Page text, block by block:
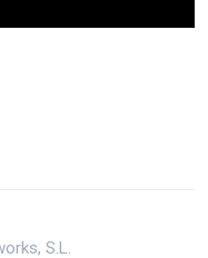
S.L.